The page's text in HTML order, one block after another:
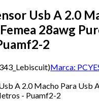
Usb A 2.0
28awg
2
)Marca:
A 2.0 Macho Para Usb
- Puamf2-2